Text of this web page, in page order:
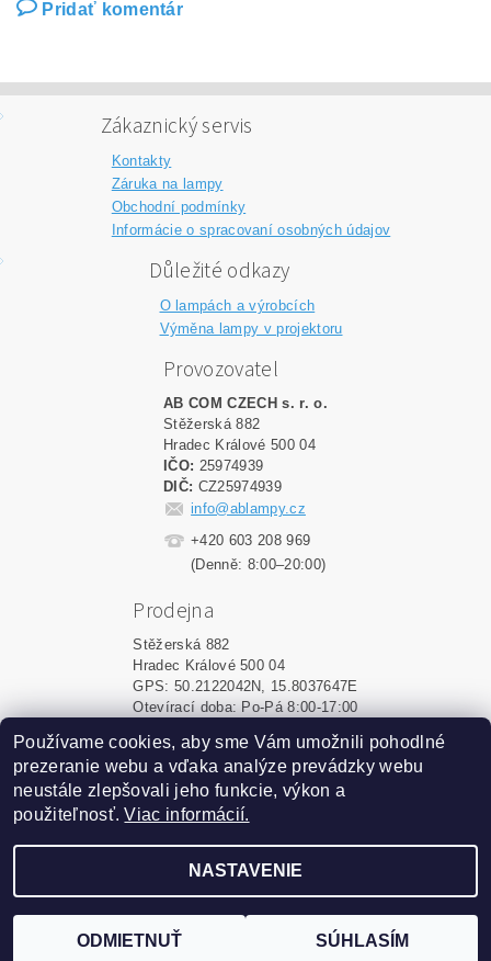
Pridať komentár
Zákaznický servis
Kontakty
Záruka na lampy
Obchodní podmínky
Informácie o spracovaní osobných údajov
Důležité odkazy
O lampách a výrobcích
Výměna lampy v projektoru
Provozovatel
AB COM CZECH s. r. o.
Stěžerská 882
Hradec Králové 500 04
IČO: 25974939
DIČ: CZ25974939
info@ablampy.cz
+420 603 208 969
(Denně: 8:00–20:00)
Prodejna
Stěžerská 882
Hradec Králové 500 04
GPS: 50.2122042N, 15.8037647E
Otevírací doba: Po-Pá 8:00-17:00
Shoptet.sk MôjPrvýEshop.sk
Vytvoril Shoptet
Podle zákona o evidenci tržeb je prodávající povinen
vystavit kupujícímu účtenku. Zároveň je povinen zaevidovat
Používame cookies, aby sme Vám umožnili pohodlné
prezeranie webu a vďaka analýze prevádzky webu
neustále zlepšovali jeho funkcie, výkon a
použiteľnosť.Viac informácií.
NASTAVENIE
ODMIETNUŤ SÚHLASÍM